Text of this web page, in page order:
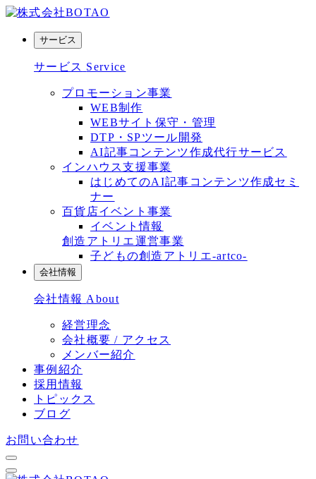
サービス
サービス Service
プロモーション事業
WEB制作
WEBサイト保守・管理
DTP・SPツール開発
AI記事コンテンツ作成代行サービス
インハウス支援事業
はじめてのAI記事コンテンツ作成セミ
ナー
百貨店イベント事業
イベント情報
創造アトリエ運営事業
子どもの創造アトリエ-artco-
会社情報
会社情報 About
経営理念
会社概要 / アクセス
メンバー紹介
事例紹介
採用情報
トピックス
ブログ
お問い合わせ